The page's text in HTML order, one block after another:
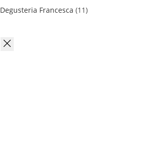
Degusteria Francesca (11)